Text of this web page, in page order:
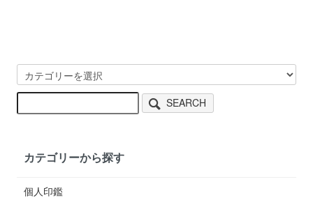
SEARCH
カテゴリーから探す
個人印鑑